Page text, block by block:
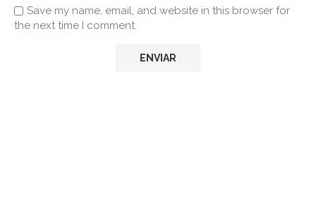
Save my name, email, and website in this browser for
the next time I comment.